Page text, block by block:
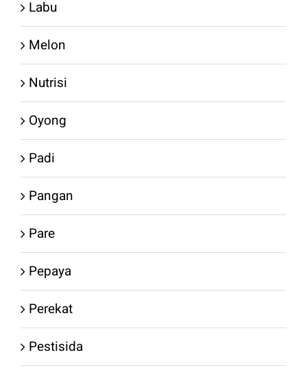
Labu
Melon
Nutrisi
Oyong
Padi
Pangan
Pare
Pepaya
Perekat
Pestisida